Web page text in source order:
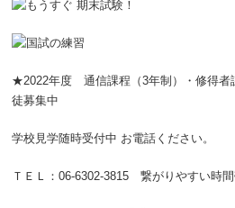
★2022年度 通信課程（3年制）・修得者
徒募集中
学校見学随時受付中 お電話ください。
ＴＥＬ：06-6302-3815 繋がりやすい